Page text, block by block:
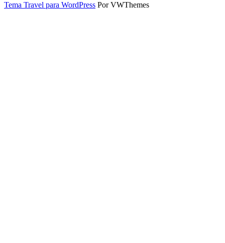
Tema Travel para WordPress Por VWThemes